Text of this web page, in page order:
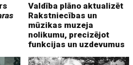
Valdība plāno aktualizēt
Rakstniecības un
mūzikas muzeja
nolikumu, precizējot
funkcijas un uzdevumus